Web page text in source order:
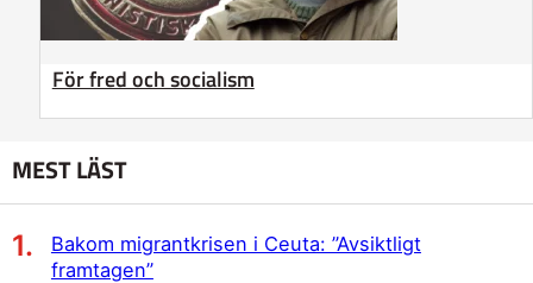
För fred och socialism
MEST LÄST
Bakom migrantkrisen i Ceuta: ”Avsiktligt
framtagen”